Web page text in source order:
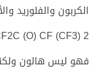
الكربون والفلوريد
فهو ليس هالون ولكنه